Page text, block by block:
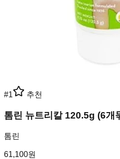
#1 추천
톰린 뉴트리칼 120.5g (6개
톰린
61,100원